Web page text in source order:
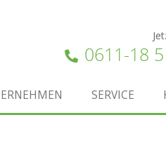
0611-18
SERVICE